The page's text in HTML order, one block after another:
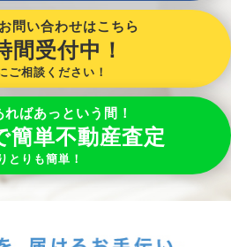
問い合わせはこちら
間受付中！
ご相談ください！
ばあっという間！
簡単不動産査定
とりも簡単！